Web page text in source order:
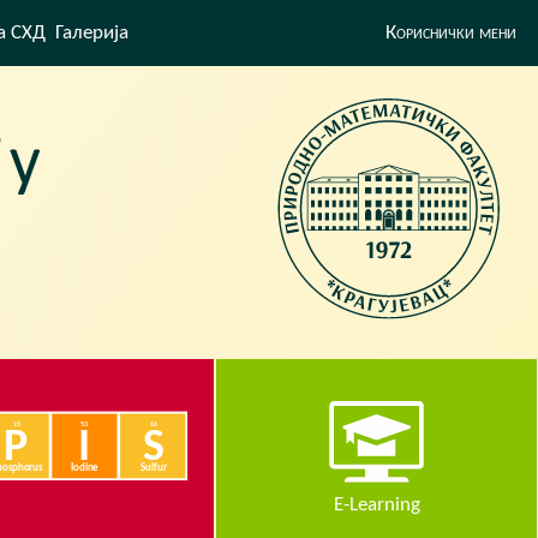
СХД Галерија Кориснички мени
E-Learning